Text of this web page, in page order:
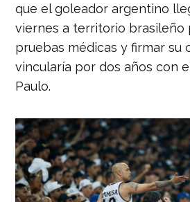
que el goleador argentino
viernes a territorio brasileño
pruebas médicas y firmar su
vincularía por dos años con
Paulo.